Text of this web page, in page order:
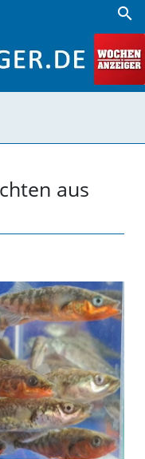
search
aus